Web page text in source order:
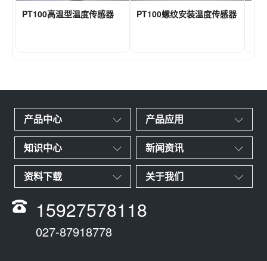
PT100高温型温度传感器 PT100螺纹安装温度传感器
产品中心 产品应用
知识中心 新闻资讯
资料下载 关于我们
15927578118
027-87918778